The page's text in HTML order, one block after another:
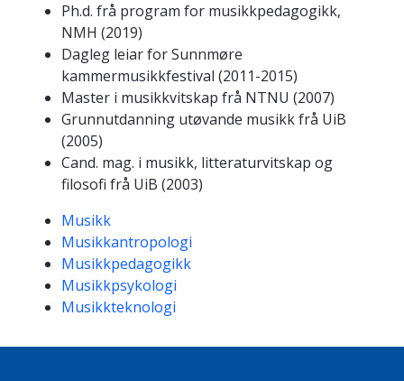
Ph.d. frå program for musikkpedagogikk,
NMH (2019)
Dagleg leiar for Sunnmøre
kammermusikkfestival (2011-2015)
Master i musikkvitskap frå NTNU (2007)
Grunnutdanning utøvande musikk frå UiB
(2005)
Cand. mag. i musikk, litteraturvitskap og
filosofi frå UiB (2003)
Kompetanseord
Musikk
Musikkantropologi
Musikkpedagogikk
Musikkpsykologi
Musikkteknologi